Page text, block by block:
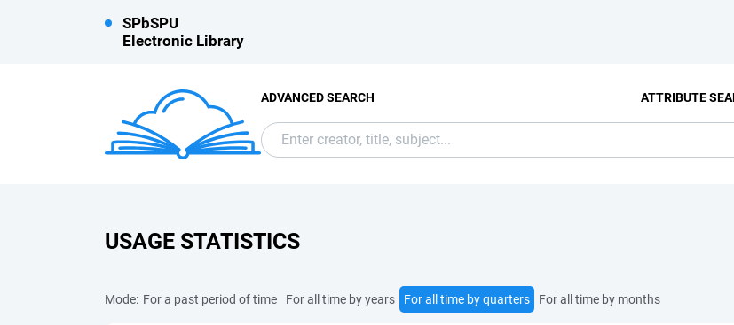
SPbSPU
Electronic Library
ADVANCED SEARCH ATTRIBUTE
USAGE STATISTICS
Mode: For a past period of time For all time by years For all time by quarters For all time by months